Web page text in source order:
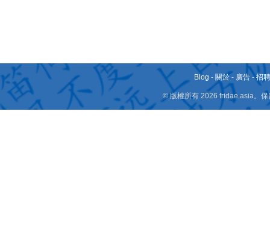
Blog - 關於 - 廣告 -招
© 版權所有 2026 fridae.asia。